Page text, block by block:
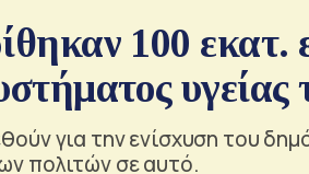
100 εκατ.
για την ενίσχυση του
πολιτών σε αυτό.